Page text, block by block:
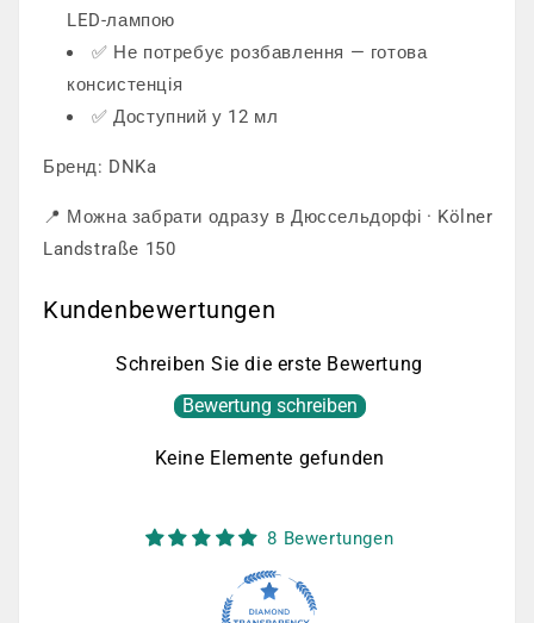
LED-лампою
✅ Не потребує розбавлення — готова
консистенція
✅ Доступний у 12 мл
Бренд: DNKa
📍 Можна забрати одразу в Дюссельдорфі · Kölner
Landstraße 150
Kundenbewertungen
Schreiben Sie die erste Bewertung
Bewertung schreiben
Keine Elemente gefunden
8 Bewertungen